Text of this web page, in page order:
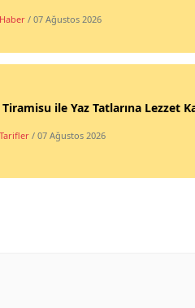
/ 07 Ağustos 2026
ile Yaz Tatlarına Lezzet
/ 07 Ağustos 2026